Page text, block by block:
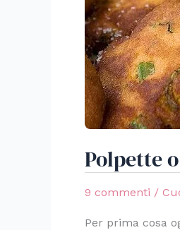
Polpette
9 commenti /
Per prima cosa